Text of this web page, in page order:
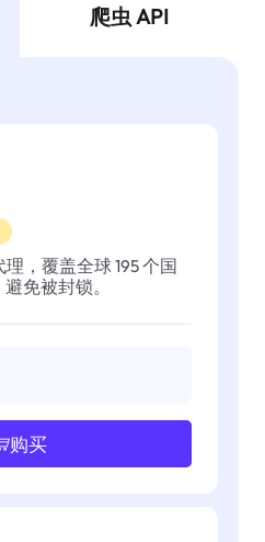
爬虫 API
理，覆盖全球 195 个国
免被封锁。
购买